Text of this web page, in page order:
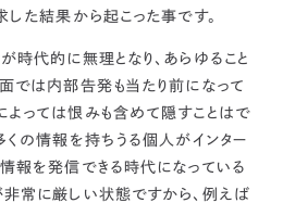
DX方針及び戦略サイトマップ
AREALINK.
した結果から起こった事です。
時代的に無理となり、あらゆること
では内部告発も当たり前になって
よっては恨みも含めて隠すことはで
くの情報を持ちうる個人がインター
報を発信できる時代になっている
非常に厳しい状態ですから、例えば